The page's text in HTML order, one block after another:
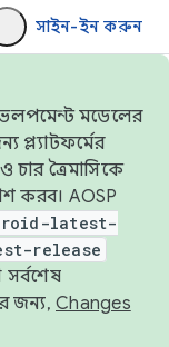
সাইন-ইন করুন
মডেলের
প্ল্যাটফর্মের
চার ত্রৈমাসিকে
করব। AOSP
latest-
release
সর্বশেষ
জন্য, Changes